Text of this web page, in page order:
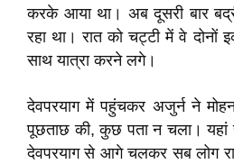
करके आया था। अब दूसरी बार
रहा था। रात को चट्टी में वे
साथ यात्रा करने लगे।
देवपरयाग में पहुंचकर अजुर्न ने
पूछताछ की, कुछ पता न चला। यहां
देवपरयाग से आगे चलकर सब लोग